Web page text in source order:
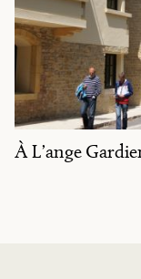
À L’ange